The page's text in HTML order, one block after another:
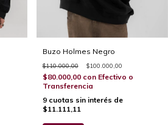
Buzo Holmes Negro
$110.000,00 $100.000,00
$80.000,00 con Efectivo o
Transferencia
9 cuotas sin interés de
$11.111,11